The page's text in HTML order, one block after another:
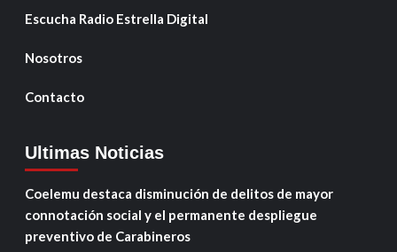
Escucha Radio Estrella Digital
Nosotros
Contacto
Ultimas Noticias
Coelemu destaca disminución de delitos de mayor
connotación social y el permanente despliegue
preventivo de Carabineros